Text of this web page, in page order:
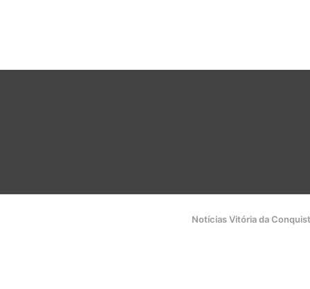
Notícias Vitória da